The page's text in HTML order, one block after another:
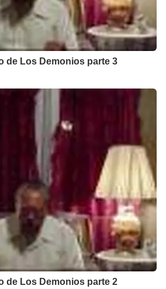
de Los Demonios parte 3
de Los Demonios parte 2